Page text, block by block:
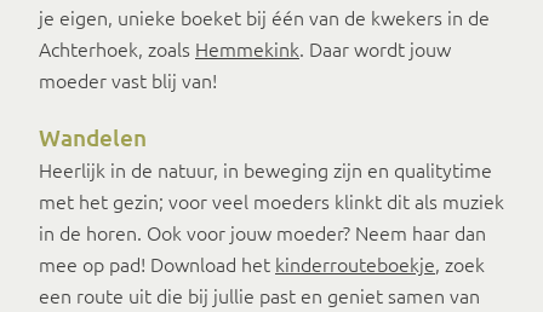
je eigen, unieke boeket bij één van de kwekers in de
Achterhoek, zoals Hemmekink. Daar wordt jouw
moeder vast blij van!
Wandelen
Heerlijk in de natuur, in beweging zijn en qualitytime
met het gezin; voor veel moeders klinkt dit als muziek
in de horen. Ook voor jouw moeder? Neem haar dan
mee op pad! Download het kinderrouteboekje, zoek
een route uit die bij jullie past en geniet samen van